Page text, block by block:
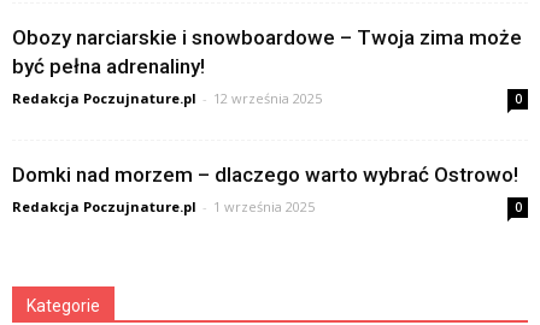
Obozy narciarskie i snowboardowe – Twoja zima może
być pełna adrenaliny!
Redakcja Poczujnature.pl - 12 września 2025 0
Domki nad morzem – dlaczego warto wybrać Ostrowo!
Redakcja Poczujnature.pl - 1 września 2025 0
Kategorie